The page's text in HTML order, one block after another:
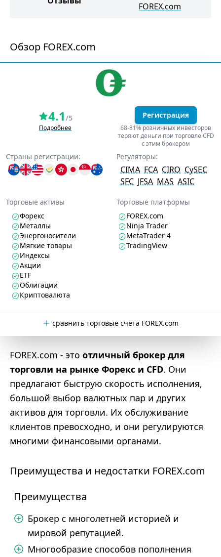
FOREX.com
Обзор FOREX.com
4.1 /5
Подробнее
Регистрация
68-81% розничных инвесторов
теряют деньги при торговле CFD
с этим брокером
Страны регистрации: Регуляторы:
CIMA FCA CIRO CySEC
SFC JFSA MAS ASIC
Торговые активы
Форекс
Металлы
Энергоносители
Мягкие товары
Индексы
Акции
ETF
Облигации
Криптовалюта
Торговые платформы
FOREX.com
Ninja Trader
MetaTrader 4
TradingView
сравнить торговые счета FOREX.com
FOREX.com - это отличный брокер для
торговли на рынке Форекс и CFD. Они
предлагают быструю скорость исполнения,
большой выбор валютных пар и других
активов для торговли. Их обслуживание
клиентов превосходно, и они регулируются
многими финансовыми органами.
Преимущества и недостатки FOREX.com
Преимущества
Брокер с многолетней историей и
мировой репутацией.
Многообразие способов пополнения